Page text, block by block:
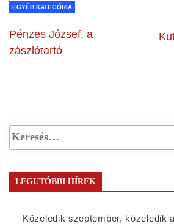
EGYÉB KATEGÓRIA
Pénzes József, a
zászlótartó
LEGUTÓBBI HÍREK
Közeledik szeptember, közeledik